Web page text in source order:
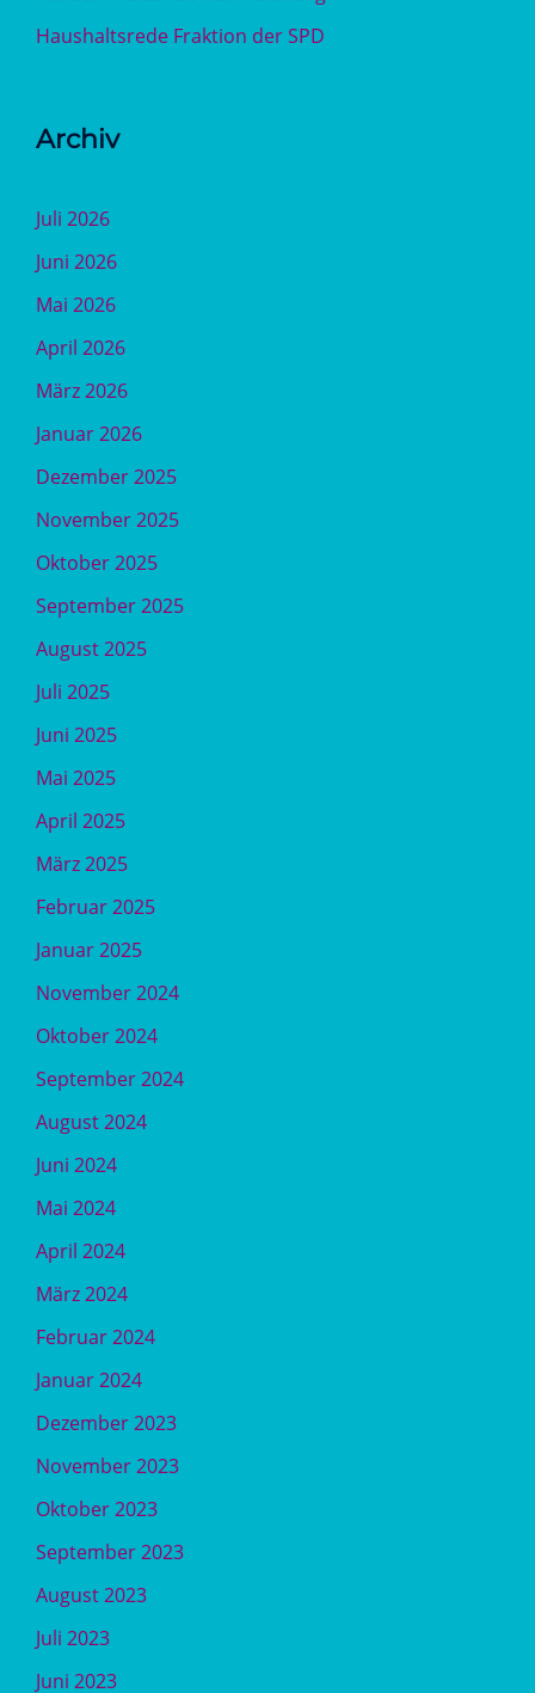
Haushaltsrede Fraktion der SPD
Archiv
Juli 2026
Juni 2026
Mai 2026
April 2026
März 2026
Januar 2026
Dezember 2025
November 2025
Oktober 2025
September 2025
August 2025
Juli 2025
Juni 2025
Mai 2025
April 2025
März 2025
Februar 2025
Januar 2025
November 2024
Oktober 2024
September 2024
August 2024
Juni 2024
Mai 2024
April 2024
März 2024
Februar 2024
Januar 2024
Dezember 2023
November 2023
Oktober 2023
September 2023
August 2023
Juli 2023
Juni 2023